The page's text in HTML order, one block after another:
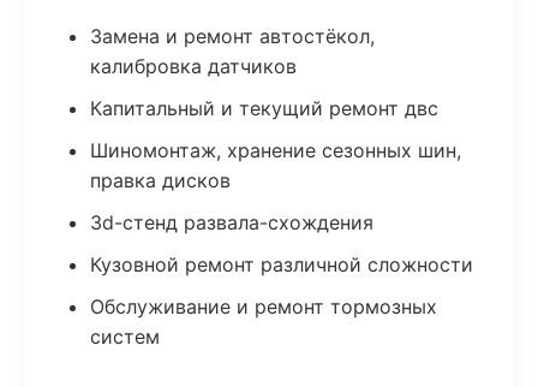
Замена и ремонт автостёкол,
калибровка датчиков
Капитальный и текущий ремонт двс
Шиномонтаж, хранение сезонных шин,
правка дисков
3d-стенд развала-схождения
Кузовной ремонт различной сложности
Обслуживание и ремонт тормозных
систем